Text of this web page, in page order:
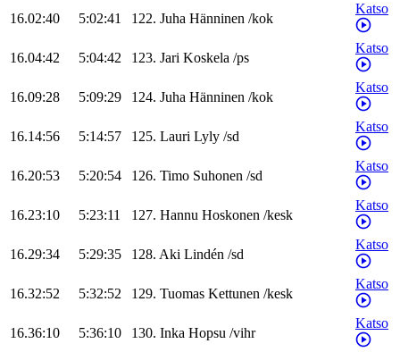
16.02:40 5:02:41 122. Juha Hänninen /kok
Katso
16.04:42 5:04:42 123. Jari Koskela /ps
Katso
16.09:28 5:09:29 124. Juha Hänninen /kok
Katso
16.14:56 5:14:57 125. Lauri Lyly /sd
Katso
16.20:53 5:20:54 126. Timo Suhonen /sd
Katso
16.23:10 5:23:11 127. Hannu Hoskonen /kesk
Katso
16.29:34 5:29:35 128. Aki Lindén /sd
Katso
16.32:52 5:32:52 129. Tuomas Kettunen /kesk
Katso
16.36:10 5:36:10 130. Inka Hopsu /vihr
Katso